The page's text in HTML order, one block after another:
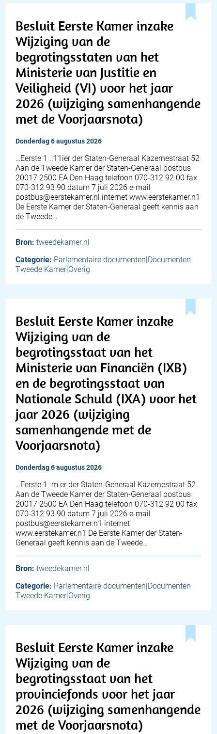
Besluit Eerste Kamer inzake
Wijziging van de
begrotingsstaten van het
Ministerie van Justitie en
Veiligheid (VI) voor het jaar
2026 (wijziging samenhangende
met de Voorjaarsnota)
donderdag 6 augustus 2026
…Eerste 1 ..11ier der Staten-Generaal Kazernestraat 52
Aan de Tweede Kamer der Staten-Generaal postbus
20017 2500 EA Den Haag telefoon 070-312 92 00 fax
070-312 93 90 datum 7 juli 2026 e-mail
postbus@eerstekamer.nl internet www.eerstekamer.n1
De Eerste Kamer der Staten-Generaal geeft kennis aan
de Tweede…
Bron: tweedekamer.nl
Categorie: Parlementaire documenten|Documenten
Tweede Kamer|Overig
Besluit Eerste Kamer inzake
Wijziging van de
begrotingsstaat van het
Ministerie van Financiën (IXB)
en de begrotingsstaat van
Nationale Schuld (IXA) voor het
jaar 2026 (wijziging
samenhangende met de
Voorjaarsnota)
donderdag 6 augustus 2026
…Eerste 1 .m.er der Staten-Generaal Kazernestraat 52
Aan de Tweede Kamer der Staten-Generaal postbus
20017 2500 EA Den Haag telefoon 070-312 92 00 fax
070-312 93 90 datum 7 juli 2026 e-mail
postbus@eerstekamer.n1 internet
www.eerstekamer.n1 De Eerste Kamer der Staten-
Generaal geeft kennis aan de Tweede…
Bron: tweedekamer.nl
Categorie: Parlementaire documenten|Documenten
Tweede Kamer|Overig
Besluit Eerste Kamer inzake
Wijziging van de
begrotingsstaat van het
provinciefonds voor het jaar
2026 (wijziging samenhangende
met de Voorjaarsnota)